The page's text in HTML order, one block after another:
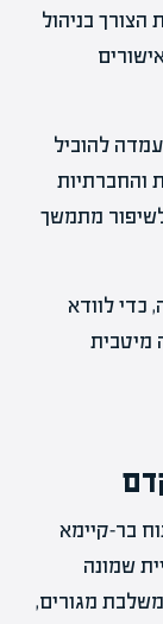
הצורך בניהול
להוביל
והחברתיות
לשיפור מתמשך
כדי לוודא
מיטבית
בר-קיימא
שמונה
מגורים,